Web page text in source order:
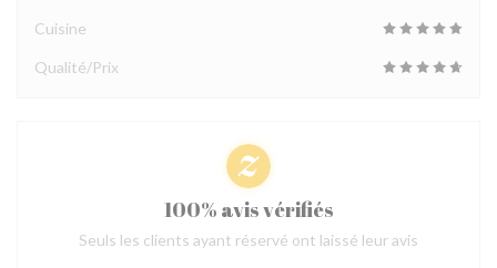
Cuisine
Qualité/Prix
100% avis vérifiés
Seuls les clients ayant réservé ont laissé leur avis